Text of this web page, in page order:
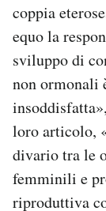
coppia
equo la
sviluppo di
non ormonali
loro articolo,
divario tra le
femminili e
riproduttiva